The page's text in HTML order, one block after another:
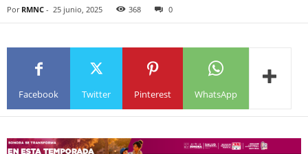
Por RMNC - 25 junio, 2025 368 0
Facebook Twitter Pinterest WhatsApp